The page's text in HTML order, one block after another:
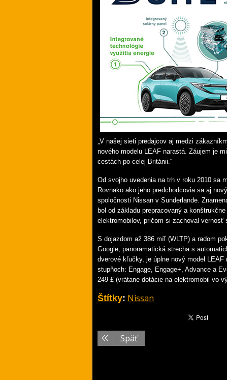
„V našej sieti predajcov aj medzi
nového modelu LEAF narastá. Záujem je
cestách po celej Británii.“
Od svojho uvedenia na trh v roku 2010 sa
Rovnako ako jeho predchodcovia sa aj
spoločnosti Nissan v Sunderlande.
bol od základu prepracovaný a
elektromobilov, pričom si zachoval vernosť
S dojazdom až 386 míľ (WLTP) a radom
Google, panoramatická strecha s
dverové kľučky, je úplne nový model
stupňoch: Engage, Engage+, Advance a
249 £ (vrátane dotácie na elektromobil vo
Štítky: Nissan
Späť